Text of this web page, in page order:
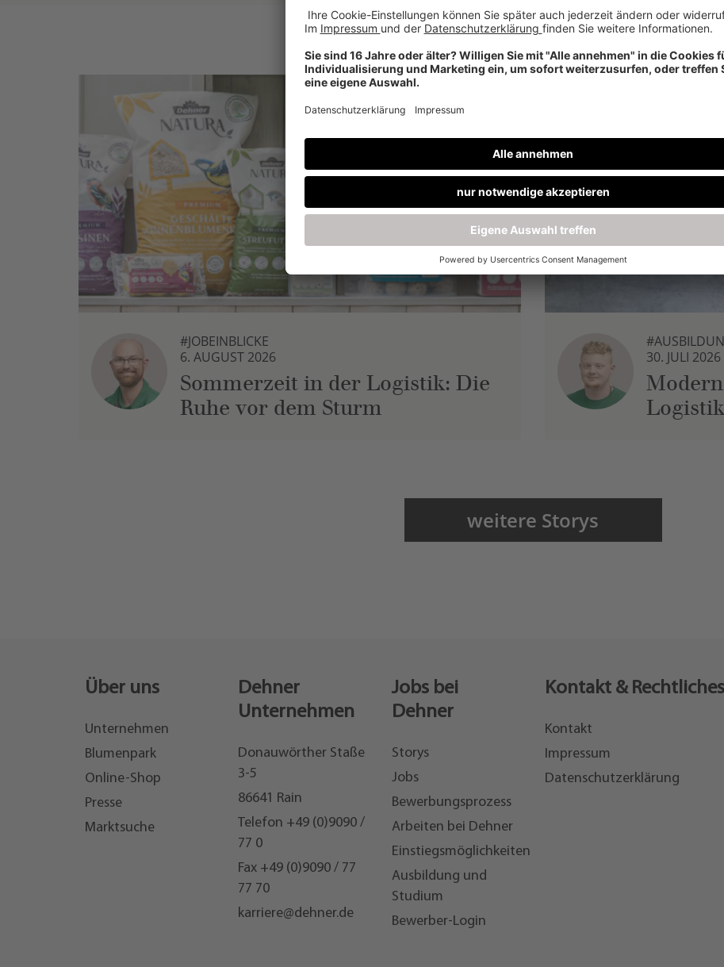
#JOBEINBLICKE
6. AUGUST 2026
Sommerzeit in der Logistik: Die
Ruhe vor dem Sturm
30. JULI 2026
Logistik
weitere Storys
Über uns
Unternehmen
Blumenpark
Online-Shop
Presse
Marktsuche
Dehner
Unternehmen
Donauwörther Staße
3-5
86641 Rain
Telefon +49 (0)9090 /
77 0
Fax +49 (0)9090 / 77
77 70
karriere@dehner.de
Jobs bei
Dehner
Storys
Jobs
Bewerbungsprozess
Arbeiten bei Dehner
Einstiegsmöglichkeiten
Ausbildung und
Studium
Bewerber-Login
Kontakt & Rechtliches
Kontakt
Impressum
Datenschutzerklärung